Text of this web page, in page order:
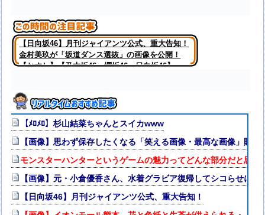
【日向坂46】月刊ジャイアンツ公式、重大告知！
金村美玖が「坂道ダンス選抜」の画像を公開！
【おすし】【乃木坂46・櫻坂46・日向坂46】
【ﾒﾛﾒﾛ】杉山結菜ちゃんとスイカwww
【画像】思わず保存したくなる「笑える画像・最高な画像」貼っ
モンスターハンターというゲームの魅力ってどんな部分だと思う
【画像】元・小倉優香さん、水着グラビア復帰してシコらせにく
【日向坂46】月刊ジャイアンツ公式、重大告知！